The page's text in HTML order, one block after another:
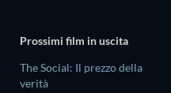
Prossimi film in uscita
The Social: Il prezzo della
verità